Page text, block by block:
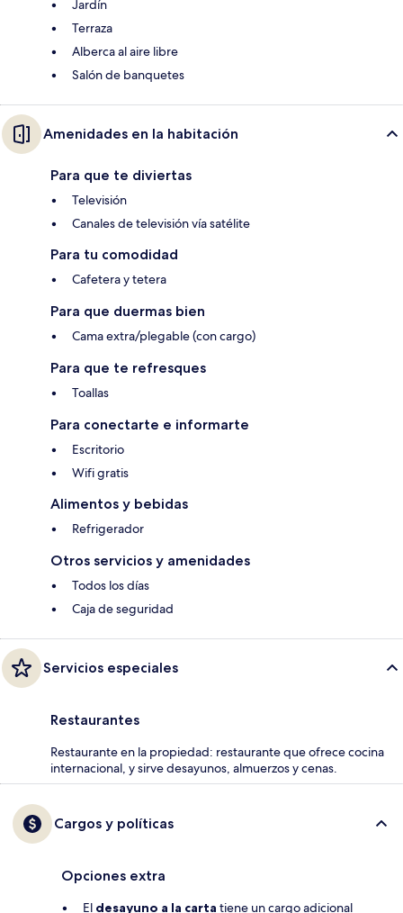
Jardín
Terraza
Alberca al aire libre
Salón de banquetes
Amenidades en la habitación
Para que te diviertas
Televisión
Canales de televisión vía satélite
Para tu comodidad
Cafetera y tetera
Para que duermas bien
Cama extra/plegable (con cargo)
Para que te refresques
Toallas
Para conectarte e informarte
Escritorio
Wifi gratis
Alimentos y bebidas
Refrigerador
Otros servicios y amenidades
Todos los días
Caja de seguridad
Servicios especiales
Restaurantes
Restaurante en la propiedad: restaurante que ofrece cocina
internacional, y sirve desayunos, almuerzos y cenas.
Cargos y políticas
Opciones extra
El desayuno a la carta tiene un cargo adicional